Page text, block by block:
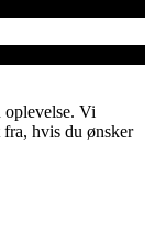
oplevelse. Vi
fra, hvis du ønsker